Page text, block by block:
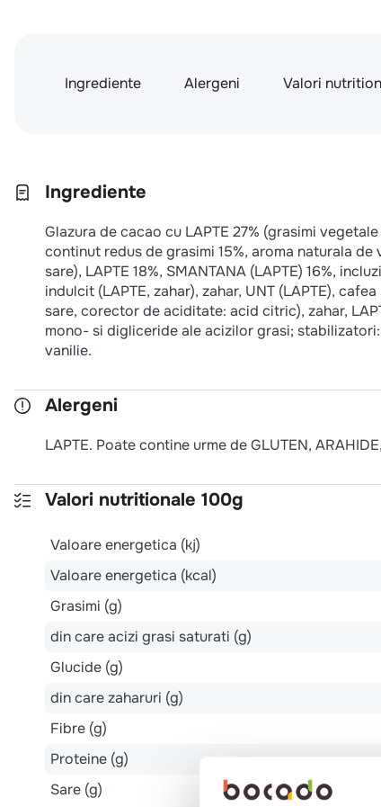
Ingrediente Alergeni Valori
Ingrediente
Glazura de cacao cu LAPTE 27% (grasimi
continut redus de grasimi 15%, aroma naturala
sare), LAPTE 18%, SMANTANA (LAPTE) 16%,
indulcit (LAPTE, zahar), zahar, UNT (LAPTE),
sare, corector de aciditate: acid citric), zahar,
mono- si digliceride ale acizilor grasi;
vanilie.
Alergeni
LAPTE. Poate contine urme de GLUTEN,
Valori nutritionale 100g
Valoare energetica (kj)
Valoare energetica (kcal)
Grasimi (g)
din care acizi grasi saturati (g)
Glucide (g)
din care zaharuri (g)
Fibre (g)
Proteine (g)
Sare (g)